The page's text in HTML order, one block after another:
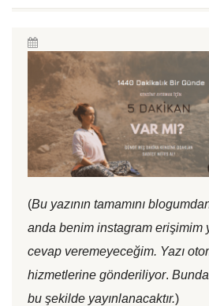
(Bu yazının tamamını
anda benim instagram erişimim
cevap veremeyeceğim. Yazı
hizmetlerine gönderiliyor.
bu şekilde yayınlanacaktır.)